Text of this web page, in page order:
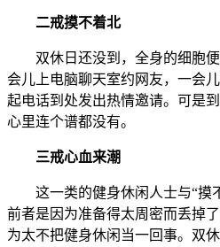
二戒摸不着北
双休日还没到，全身的细胞便
会儿上电脑聊天室约网友，一会
起电话到处发出热情邀请。可是
心里连个谱都没有。
三戒心血来潮
这一类的健身休闲人士与“摸不
前者是因为准备得太周密而丢掉
为太不把健身休闲当一回事。双